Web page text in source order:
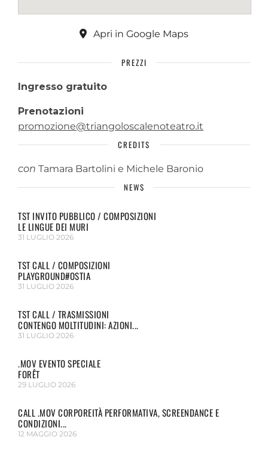
Apri in Google Maps
PREZZI
Ingresso gratuito
Prenotazioni
promozione@triangoloscalenoteatro.it
CREDITS
con Tamara Bartolini e Michele Baronio
NEWS
TST INVITO PUBBLICO / COMPOSIZIONI
LE LINGUE DEI MURI
31 LUGLIO 2026
TST CALL / COMPOSIZIONI
PLAYGROUND#OSTIA
31 LUGLIO 2026
TST CALL / TRASMISSIONI
CONTENGO MOLTITUDINI: AZIONI...
31 LUGLIO 2026
.MOV EVENTO SPECIALE
FORÊT
29 LUGLIO 2026
CALL .MOV CORPOREITÀ PERFORMATIVA, SCREENDANCE E
CONDIZIONI...
12 MAGGIO 2026